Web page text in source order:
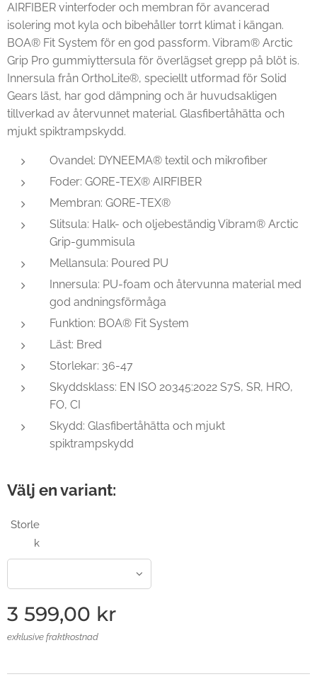
AIRFIBER vinterfoder och membran för avancerad
isolering mot kyla och bibehåller torrt klimat i kängan.
BOA® Fit System för en god passform. Vibram® Arctic
Grip Pro gummiyttersula för överlägset grepp på blöt is.
Innersula från OrthoLite®, speciellt utformad för Solid
Gears läst, har god dämpning och är huvudsakligen
tillverkad av återvunnet material. Glasfibertåhätta och
mjukt spiktrampskydd.
Ovandel: DYNEEMA® textil och mikrofiber
Foder: GORE-TEX® AIRFIBER
Membran: GORE-TEX®
Slitsula: Halk- och oljebeständig Vibram® Arctic
Grip-gummisula
Mellansula: Poured PU
Innersula: PU-foam och återvunna material med
god andningsförmåga
Funktion: BOA® Fit System
Läst: Bred
Storlekar: 36-47
Skyddsklass: EN ISO 20345:2022 S7S, SR, HRO,
FO, CI
Skydd: Glasfibertåhätta och mjukt
spiktrampskydd
Välj en variant:
Storle
k
3 599,00 kr
exklusive fraktkostnad